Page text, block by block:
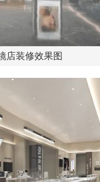
店装修效果图